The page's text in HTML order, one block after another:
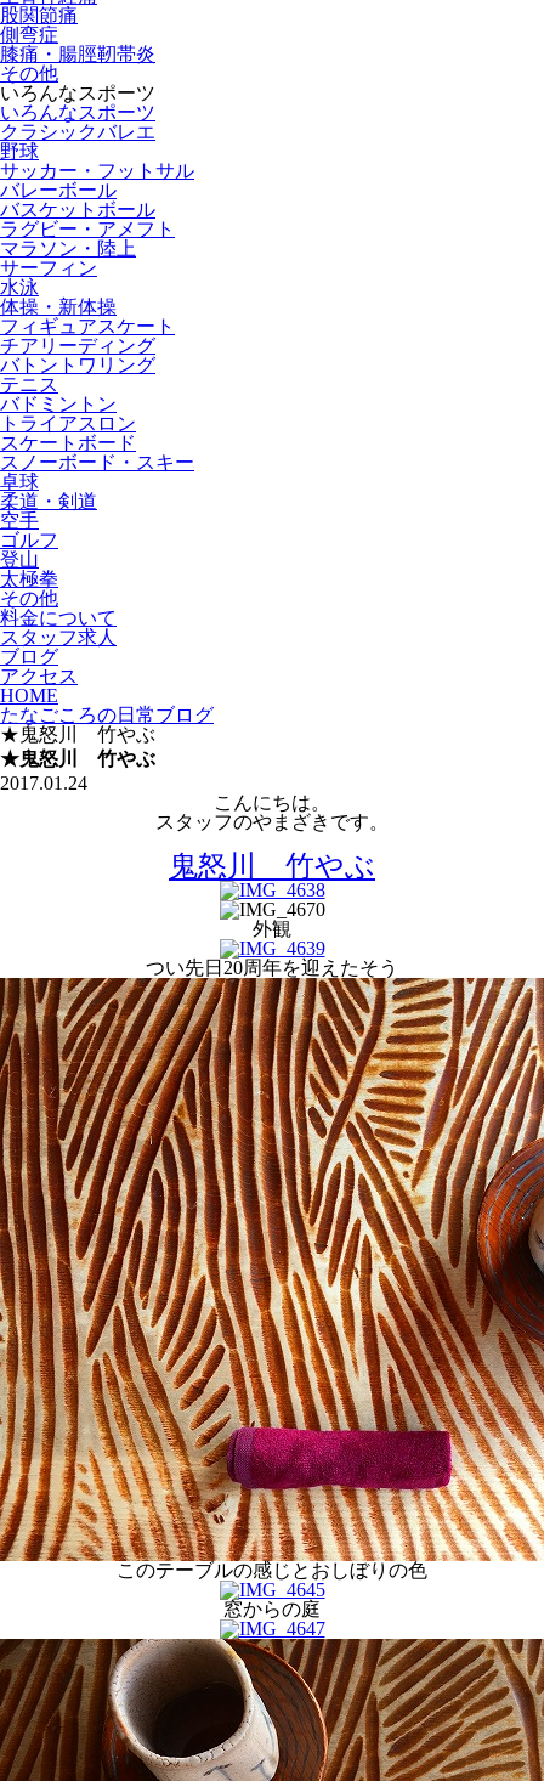
股関節痛
側弯症
膝痛・腸脛靭帯炎
その他
いろんなスポーツ
いろんなスポーツ
クラシックバレエ
野球
サッカー・フットサル
バレーボール
バスケットボール
ラグビー・アメフト
マラソン・陸上
サーフィン
水泳
体操・新体操
フィギュアスケート
チアリーディング
バトントワリング
テニス
バドミントン
トライアスロン
スケートボード
スノーボード・スキー
卓球
柔道・剣道
空手
ゴルフ
登山
太極拳
その他
料金について
スタッフ求人
ブログ
アクセス
HOME
たなごころの日常ブログ
★鬼怒川 竹やぶ
★鬼怒川 竹やぶ
2017.01.24
こんにちは。
スタッフのやまざきです。
鬼怒川 竹やぶ
外観
つい先日20周年を迎えたそう
このテーブルの感じとおしぼりの色
窓からの庭